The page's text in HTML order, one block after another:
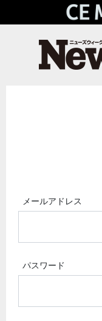
メールアドレス
パスワード